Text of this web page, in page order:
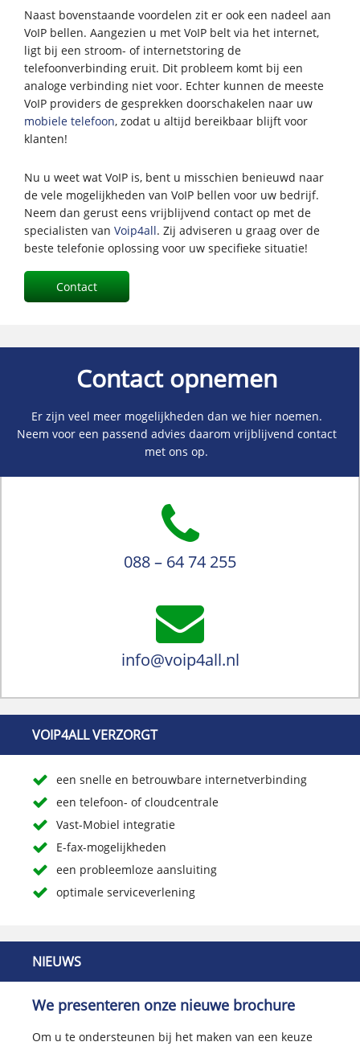
Naast bovenstaande voordelen zit er ook een nadeel aan
VoIP bellen. Aangezien u met VoIP belt via het internet,
ligt bij een stroom- of internetstoring de
telefoonverbinding eruit. Dit probleem komt bij een
analoge verbinding niet voor. Echter kunnen de meeste
VoIP providers de gesprekken doorschakelen naar uw
mobiele telefoon, zodat u altijd bereikbaar blijft voor
klanten!
Nu u weet wat VoIP is, bent u misschien benieuwd naar
de vele mogelijkheden van VoIP bellen voor uw bedrijf.
Neem dan gerust eens vrijblijvend contact op met de
specialisten van Voip4all. Zij adviseren u graag over de
beste telefonie oplossing voor uw specifieke situatie!
Contact
Contact opnemen
Er zijn veel meer mogelijkheden dan we hier noemen.
Neem voor een passend advies daarom vrijblijvend contact
met ons op.
088 – 64 74 255
info@voip4all.nl
VOIP4ALL VERZORGT
een snelle en betrouwbare internetverbinding
een telefoon- of cloudcentrale
Vast-Mobiel integratie
E-fax-mogelijkheden
een probleemloze aansluiting
optimale serviceverlening
NIEUWS
We presenteren onze nieuwe brochure
Om u te ondersteunen bij het maken van een keuze